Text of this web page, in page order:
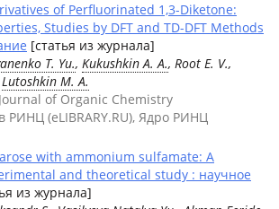
of Perfluorinated 1,3-Diketone:
Studies by DFT and TD-DFT Methods
[статья из журнала]
T. Yu., Kukushkin A. A., Root E. V.,
Lutoshkin M. A.
of Organic Chemistry
РИНЦ (eLIBRARY.RU), Ядро РИНЦ
with ammonium sulfamate: A
and theoretical study : научное
из журнала]